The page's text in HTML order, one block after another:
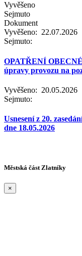
Vyvěšeno
Sejmuto
Dokument
Vyvěšeno: 22.07.2026
Sejmuto:
OPATŘENÍ
úpravy provozu na
Vyvěšeno: 20.05.2026
Sejmuto:
Usnesení z 20.
dne 18.05.2026
Městská část Zlatníky
×